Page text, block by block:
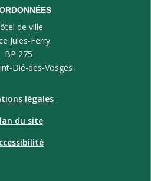
de ville
Jules-Ferry
BP 275
Dié-des-Vosges
légales
du site